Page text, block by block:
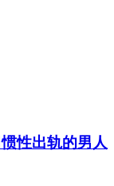
性出轨的男人